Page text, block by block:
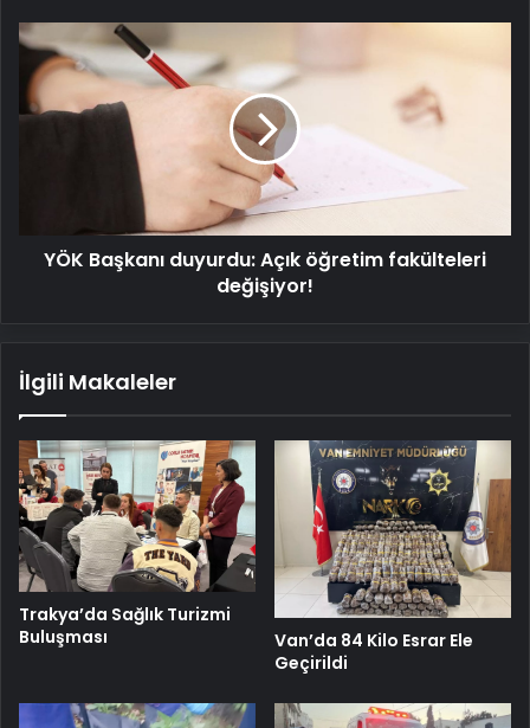
YÖK
Başkanı
duyurdu:
Açık
YÖK Başkanı duyurdu: Açık öğretim fakülteleri
değişiyor!
İlgili Makaleler
Trakya’da Sağlık Turizmi
Buluşması
Van’da 84 Kilo Esrar Ele
Geçirildi